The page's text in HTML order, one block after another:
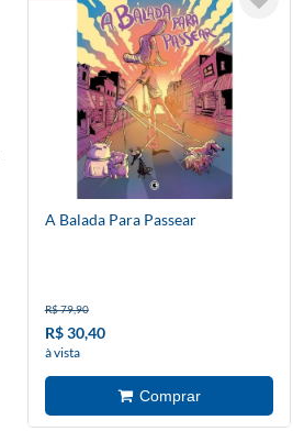
A Balada Para Passear
R$ 79,90
R$ 30,40
à vista